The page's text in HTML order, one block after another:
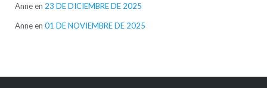
Anneen 23 DE DICIEMBRE DE 2025
Anneen 01 DE NOVIEMBRE DE 2025